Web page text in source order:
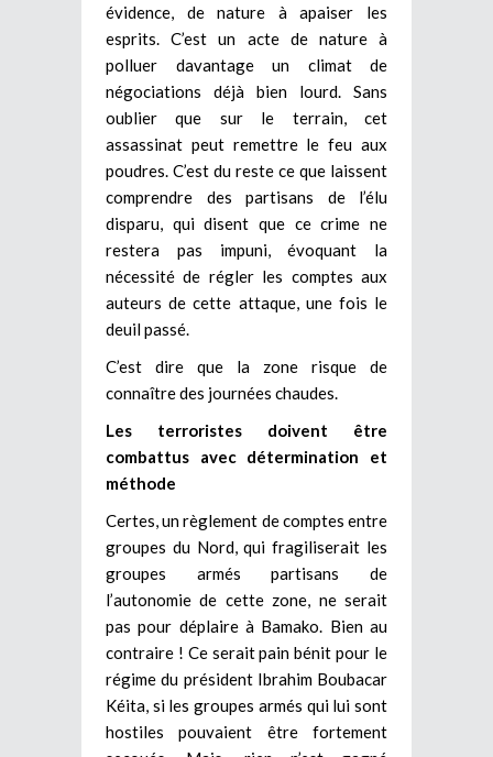
évidence, de nature à apaiser les
esprits. C’est un acte de nature à
polluer davantage un climat de
négociations déjà bien lourd. Sans
oublier que sur le terrain, cet
assassinat peut remettre le feu aux
poudres. C’est du reste ce que laissent
comprendre des partisans de l’élu
disparu, qui disent que ce crime ne
restera pas impuni, évoquant la
nécessité de régler les comptes aux
auteurs de cette attaque, une fois le
deuil passé.
C’est dire que la zone risque de
connaître des journées chaudes.
Les terroristes doivent être
combattus avec détermination et
méthode
Certes, un règlement de comptes entre
groupes du Nord, qui fragiliserait les
groupes armés partisans de
l’autonomie de cette zone, ne serait
pas pour déplaire à Bamako. Bien au
contraire ! Ce serait pain bénit pour le
régime du président Ibrahim Boubacar
Kéita, si les groupes armés qui lui sont
hostiles pouvaient être fortement